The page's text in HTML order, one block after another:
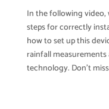
In the following video,
steps for correctly
how to set up this
rainfall
technology. Don’t